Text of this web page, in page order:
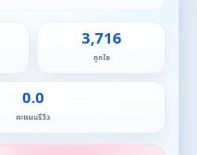
3,716
ถูกใจ
0.0
คะแนนรีวิว